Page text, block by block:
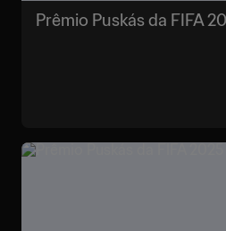
Prêmio Puskás da FIFA